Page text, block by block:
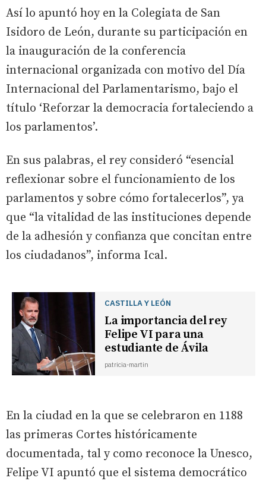
Así lo apuntó hoy en la Colegiata de San
Isidoro de León, durante su participación en
la inauguración de la conferencia
internacional organizada con motivo del Día
Internacional del Parlamentarismo, bajo el
título ‘Reforzar la democracia fortaleciendo a
los parlamentos’.
En sus palabras, el rey consideró “esencial
reflexionar sobre el funcionamiento de los
parlamentos y sobre cómo fortalecerlos”, ya
que “la vitalidad de las instituciones depende
de la adhesión y confianza que concitan entre
los ciudadanos”, informa Ical.
CASTILLA Y LEÓN
La importancia del rey
Felipe VI para una
estudiante de Ávila
patricia-martin
En la ciudad en la que se celebraron en 1188
las primeras Cortes históricamente
documentada, tal y como reconoce la Unesco,
Felipe VI apuntó que el sistema democrático